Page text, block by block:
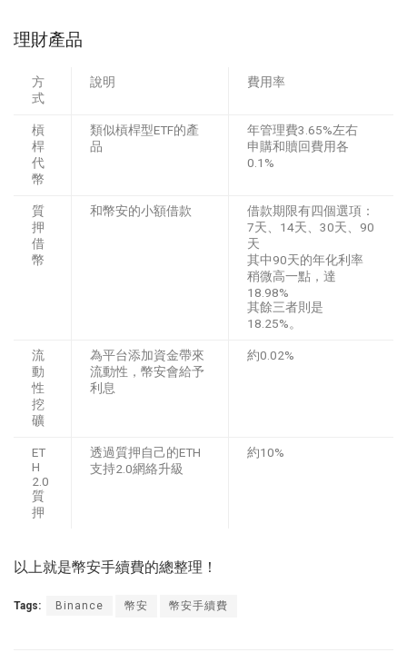
理財產品
方
式
說明 費用率
槓
桿
代
幣
類似槓桿型ETF的產
品
年管理費3.65%左右
申購和贖回費用各
0.1%
質
押
借
幣
和幣安的小額借款
借款期限有四個選項：
7天、14天、30天、90
天
其中90天的年化利率
稍微高一點，達
18.98%
其餘三者則是
18.25%。
流
動
性
挖
礦
為平台添加資金帶來
流動性，幣安會給予
利息
約0.02%
ET
H
2.0
質
押
透過質押自己的ETH
支持2.0網絡升級
約10%
以上就是幣安手續費的總整理！
Tags: Binance 幣安 幣安手續費